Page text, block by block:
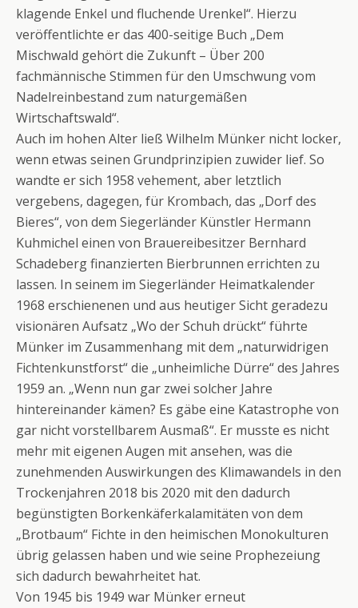
klagende Enkel und fluchende Urenkel“. Hierzu
veröffentlichte er das 400-seitige Buch „Dem
Mischwald gehört die Zukunft – Über 200
fachmännische Stimmen für den Umschwung vom
Nadelreinbestand zum naturgemäßen
Wirtschaftswald“.
Auch im hohen Alter ließ Wilhelm Münker nicht locker,
wenn etwas seinen Grundprinzipien zuwider lief. So
wandte er sich 1958 vehement, aber letztlich
vergebens, dagegen, für Krombach, das „Dorf des
Bieres“, von dem Siegerländer Künstler Hermann
Kuhmichel einen von Brauereibesitzer Bernhard
Schadeberg finanzierten Bierbrunnen errichten zu
lassen. In seinem im Siegerländer Heimatkalender
1968 erschienenen und aus heutiger Sicht geradezu
visionären Aufsatz „Wo der Schuh drückt“ führte
Münker im Zusammenhang mit dem „naturwidrigen
Fichtenkunstforst“ die „unheimliche Dürre“ des Jahres
1959 an. „Wenn nun gar zwei solcher Jahre
hintereinander kämen? Es gäbe eine Katastrophe von
gar nicht vorstellbarem Ausmaß“. Er musste es nicht
mehr mit eigenen Augen mit ansehen, was die
zunehmenden Auswirkungen des Klimawandels in den
Trockenjahren 2018 bis 2020 mit den dadurch
begünstigten Borkenkäferkalamitäten von dem
„Brotbaum“ Fichte in den heimischen Monokulturen
übrig gelassen haben und wie seine Prophezeiung
sich dadurch bewahrheitet hat.
Von 1945 bis 1949 war Münker erneut